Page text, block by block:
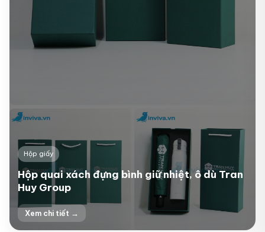
Hộp giấy
Hộp quai xách đựng bình giữ nhiệt, ô dù Tran
Huy Group
Xem chi tiết →